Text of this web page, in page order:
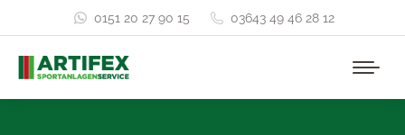
0151 20 27 90 15 03643 49 46 28 12